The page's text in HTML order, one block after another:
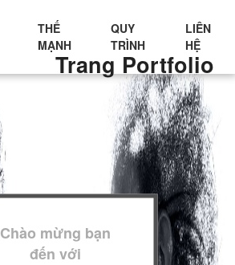
Trang Portfolio
THẾ
MẠNH
QUY
TRÌNH
LIÊN
HỆ
Chào mừng bạn
đến với